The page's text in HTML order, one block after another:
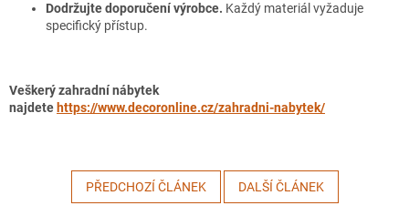
Dodržujte doporučení výrobce. Každý materiál vyžaduje
specifický přístup.
Veškerý zahradní nábytek
najdete https://www.decoronline.cz/zahradni-nabytek/
PŘEDCHOZÍ ČLÁNEK DALŠÍ ČLÁNEK